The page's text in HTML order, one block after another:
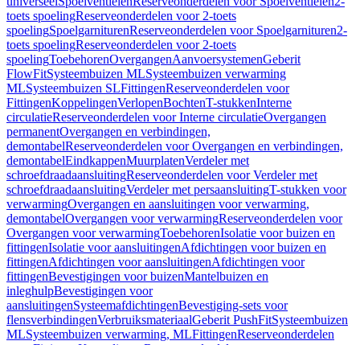
toets spoelingReserveonderdelen voor 2-toets
spoelingSpoelgarniturenReserveonderdelen voor Spoelgarnituren2-
toets spoelingReserveonderdelen voor 2-toets
spoelingToebehorenOvergangenAanvoersystemenGeberit
FlowFitSysteembuizen MLSysteembuizen verwarming
MLSysteembuizen SLFittingenReserveonderdelen voor
FittingenKoppelingenVerlopenBochtenT-stukkenInterne
circulatieReserveonderdelen voor Interne circulatieOvergangen
permanentOvergangen en verbindingen,
demontabelReserveonderdelen voor Overgangen en verbindingen,
demontabelEindkappenMuurplatenVerdeler met
schroefdraadaansluitingReserveonderdelen voor Verdeler met
schroefdraadaansluitingVerdeler met persaansluitingT-stukken voor
verwarmingOvergangen en aansluitingen voor verwarming,
demontabelOvergangen voor verwarmingReserveonderdelen voor
Overgangen voor verwarmingToebehorenIsolatie voor buizen en
fittingenIsolatie voor aansluitingenAfdichtingen voor buizen en
fittingenAfdichtingen voor aansluitingenAfdichtingen voor
fittingenBevestigingen voor buizenMantelbuizen en
inleghulpBevestigingen voor
aansluitingenSysteemafdichtingenBevestiging-sets voor
flensverbindingenVerbruiksmateriaalGeberit PushFitSysteembuizen
MLSysteembuizen verwarming, MLFittingenReserveonderdelen